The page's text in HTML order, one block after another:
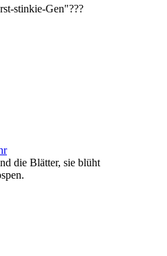
stinkie-Gen"???
die Blätter, sie blüht